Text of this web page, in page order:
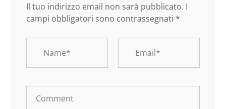
Il tuo indirizzo email non sarà pubblicato. I
campi obbligatori sono contrassegnati *